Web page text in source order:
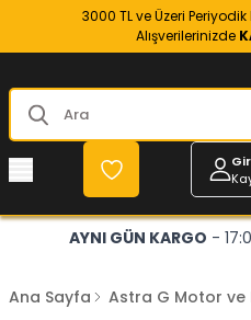
3000 TL ve Üzeri
Alışverilerinizde
AYNI GÜN KARGO -
Ana Sayfa Astra G Motor ve